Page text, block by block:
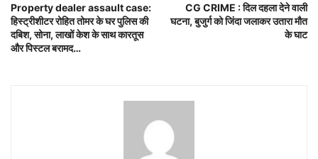
Property dealer assault case:
हिस्ट्रीशीटर रोहित तोमर के घर पुलिस की
दबिश, सोना, लाखों केश के साथ कारतूस
और पिस्टल बरामद…
CG CRIME : दिल दहला देने वाली
घटना, बुजुर्ग को जिंदा जलाकर उतारा मौत
के घाट